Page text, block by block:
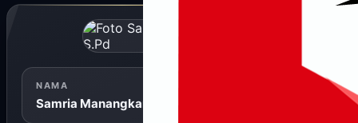
NAMA
Samria Manangkari, S.Pd